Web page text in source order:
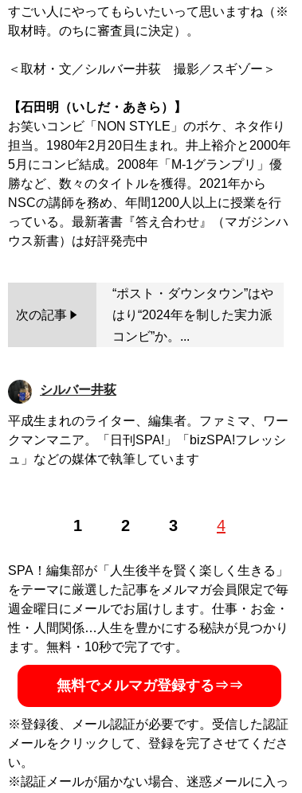
すごい人にやってもらいたいって思いますね（※
取材時。のちに審査員に決定）。
＜取材・文／シルバー井荻 撮影／スギゾー＞
【石田明（いしだ・あきら）】
お笑いコンビ「NON STYLE」のボケ、ネタ作り
担当。1980年2月20日生まれ。井上裕介と2000年
5月にコンビ結成。2008年「M-1グランプリ」優
勝など、数々のタイトルを獲得。2021年から
NSCの講師を務め、年間1200人以上に授業を行
っている。最新著書『答え合わせ』（マガジンハ
次の記事
“ポスト・ダウンタウン”はや
はり“2024年を制した実力派
コンビ”か。...
シルバー井荻
平成生まれのライター、編集者。ファミマ、ワー
クマンマニア。「日刊SPA!」「bizSPA!フレッシ
ュ」などの媒体で執筆しています
1 2 3 4
SPA！編集部が「人生後半を賢く楽しく生きる」
をテーマに厳選した記事をメルマガ会員限定で毎
週金曜日にメールでお届けします。仕事・お金・
性・人間関係…人生を豊かにする秘訣が見つかり
ます。無料・10秒で完了です。
無料でメルマガ登録する⇒⇒
※登録後、メール認証が必要です。受信した認証
メールをクリックして、登録を完了させてくださ
い。
※認証メールが届かない場合、迷惑メールに入っ